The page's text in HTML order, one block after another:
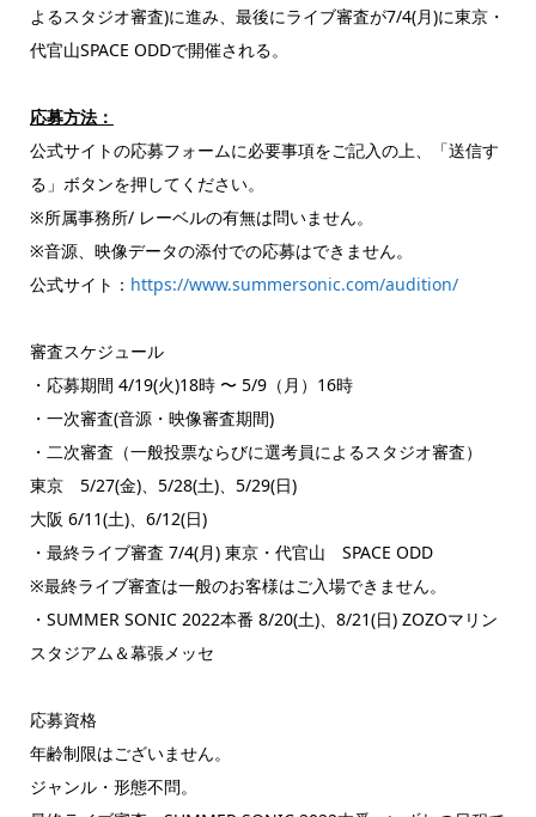
よるスタジオ審査)に進み、最後にライブ審査が7/4(月)に東京・
代官山SPACE ODDで開催される。
応募方法：
公式サイトの応募フォームに必要事項をご記入の上、「送信す
る」ボタンを押してください。
※所属事務所/ レーベルの有無は問いません。
※音源、映像データの添付での応募はできません。
公式サイト： https://www.summersonic.com/audition/
審査スケジュール
・応募期間 4/19(火)18時 〜 5/9（月）16時
・一次審査(音源・映像審査期間)
・二次審査（一般投票ならびに選考員によるスタジオ審査）
東京 5/27(金)、5/28(土)、5/29(日)
大阪 6/11(土)、6/12(日)
・最終ライブ審査 7/4(月) 東京・代官山 SPACE ODD
※最終ライブ審査は一般のお客様はご入場できません。
・SUMMER SONIC 2022本番 8/20(土)、8/21(日) ZOZOマリン
スタジアム＆幕張メッセ
応募資格
年齢制限はございません。
ジャンル・形態不問。